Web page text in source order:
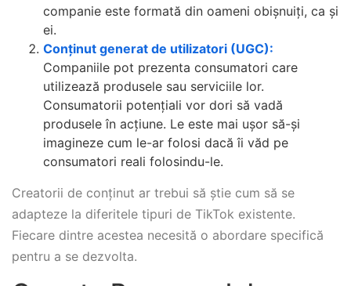
companie este formată din oameni obișnuiți, ca și
ei.
Conținut generat de utilizatori (UGC):
Companiile pot prezenta consumatori care
utilizează produsele sau serviciile lor.
Consumatorii potențiali vor dori să vadă
produsele în acțiune. Le este mai ușor să-și
imagineze cum le-ar folosi dacă îi văd pe
consumatori reali folosindu-le.
Creatorii de conținut ar trebui să știe cum să se
adapteze la diferitele tipuri de TikTok existente.
Fiecare dintre acestea necesită o abordare specifică
pentru a se dezvolta.